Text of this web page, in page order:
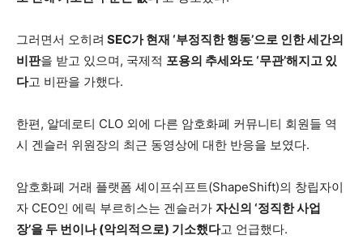
그러면서 오히려 SEC가 현재 ‘부정직한 행동’으로 인한 세간의
비판을 받고 있으며, 국제적 포용의 추세와도 ‘무관’해지고 있
다고 비판을 가했다.
한편, 알데로티 CLO 외에 다른 암호화폐 커뮤니티 회원들 역
시 겐슬러 위원장의 최근 동영상에 대한 반응을 보였다.
암호화폐 거래 플랫폼 셰이프쉬프트(ShapeShift)의 창립자이
자 CEO인 에릭 부르히스는 겐슬러가 자신의 ‘정직한 사업
장’을 두 번이나 (악의적으로) 기소했다고 언급했다.